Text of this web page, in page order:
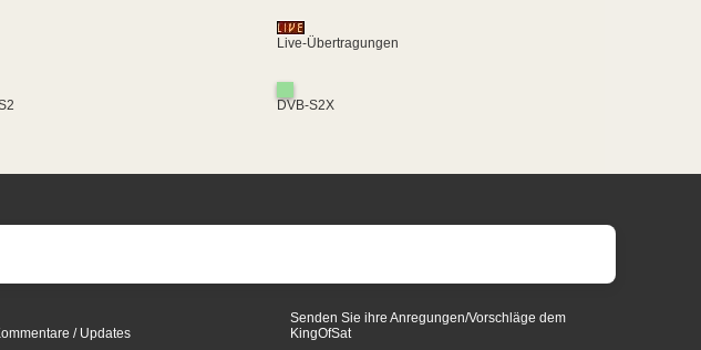
Live-Übertragungen
DVB-S2X
/ Updates
Senden Sie ihre Anregungen/Vorschläge dem
KingOfSat